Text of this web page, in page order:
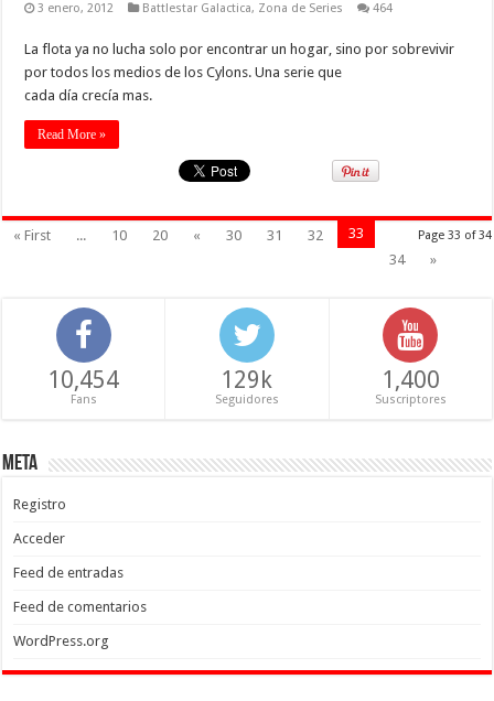
3 enero, 2012 Battlestar Galactica, Zona de Series 464
La flota ya no lucha solo por encontrar un hogar, sino por sobrevivir
por todos los medios de los Cylons. Una serie que
cada día crecía mas.
Read More »
Page 33 of 34
« First ... 10 20 « 30 31 32
33
34
»
10,454
Fans
129k
Seguidores
1,400
Suscriptores
Meta
Registro
Acceder
Feed de entradas
Feed de comentarios
WordPress.org